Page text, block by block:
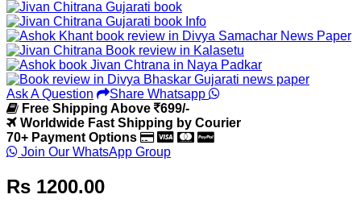
Ask A Question
Share Whatsapp
Free Shipping Above
699/-
Worldwide Fast Shipping by Courier
70+ Payment Options
Join Our WhatsApp Group
Rs 1200.00